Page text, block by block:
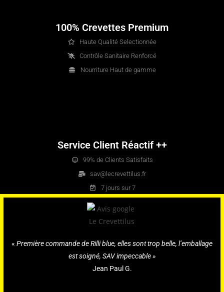
100% Crevettes Premium
Haute Qualité Selectionnée
Contrôle Sanitaire Renforcé
Nourriture Haut de gamme
Service Client Réactif ++
99% de Clients Satisfaits
sav@lecrevettilus.fr
7 jours sur 7
« Première commande de Rilli blue, elles sont trop belle, l’emballage
est soigné, SAV impeccable »
Jean Paul G.